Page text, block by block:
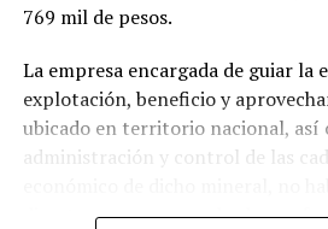
suministro de uranio a la planta
Verde y la implementación de
reactores modulares pequeños,
sin acceso a redes
de Rusia anunció su disposición
769 mil de pesos.
La empresa encargada de guiar la
explotación, beneficio y
ubicado en territorio nacional, así
administración y control de las
directos para operar, desde que